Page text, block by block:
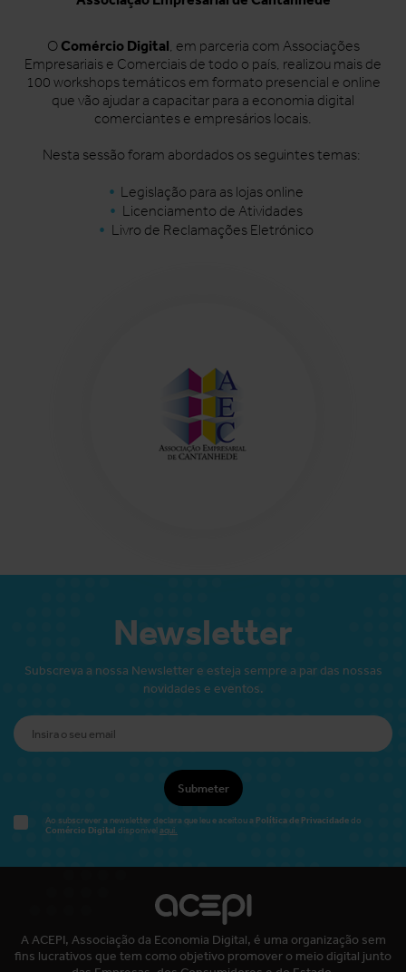
O Comércio Digital, em parceria com Associações
Empresariais e Comerciais de todo o país, realizou mais de
100 workshops temáticos em formato presencial e online
que vão ajudar a capacitar para a economia digital
comerciantes e empresários locais.
Nesta sessão foram abordados os seguintes temas:
Legislação para as lojas online
Licenciamento de Atividades
Livro de Reclamações Eletrónico
Newsletter
Subscreva a nossa Newsletter e esteja sempre a par das nossas
novidades e eventos.
Submeter
Ao subscrever a newsletter declara que leu e aceitou a Política de Privacidadedo
Comércio Digital disponível aqui.
A ACEPI, Associação da Economia Digital, é uma organização sem
fins lucrativos que tem como objetivo promover o meio digital junto